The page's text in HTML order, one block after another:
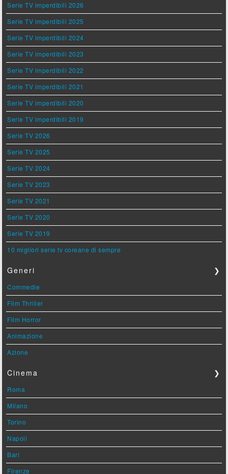
Serie TV imperdibili 2026
Serie TV imperdibili 2025
Serie TV imperdibili 2024
Serie TV imperdibili 2023
Serie TV imperdibili 2022
Serie TV imperdibili 2021
Serie TV imperdibili 2020
Serie TV imperdibili 2019
Serie TV 2026
Serie TV 2025
Serie TV 2024
Serie TV 2023
Serie TV 2021
Serie TV 2020
Serie TV 2019
10 migliori serie tv coreane di sempre
Generi ❯
Commedie
Film Thriller
Film Horror
Animazione
Azione
Cinema ❯
Roma
Milano
Torino
Napoli
Bari
Firenze